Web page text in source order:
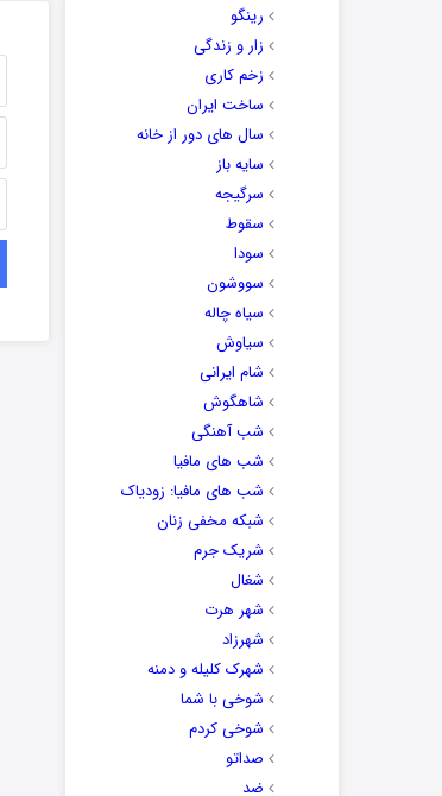
رینگو
زار و زندگی
زخم کاری
ساخت ایران
سال های دور از خانه
سایه باز
سرگیجه
سقوط
سودا
سووشون
سیاه چاله
سیاوش
شام ایرانی
شاهگوش
شب آهنگی
شب های مافیا
شب های مافیا: زودیاک
شبکه مخفی زنان
شریک جرم
شغال
شهر هرت
شهرزاد
شهرک کلیله و دمنه
شوخی با شما
شوخی کردم
صداتو
ضد